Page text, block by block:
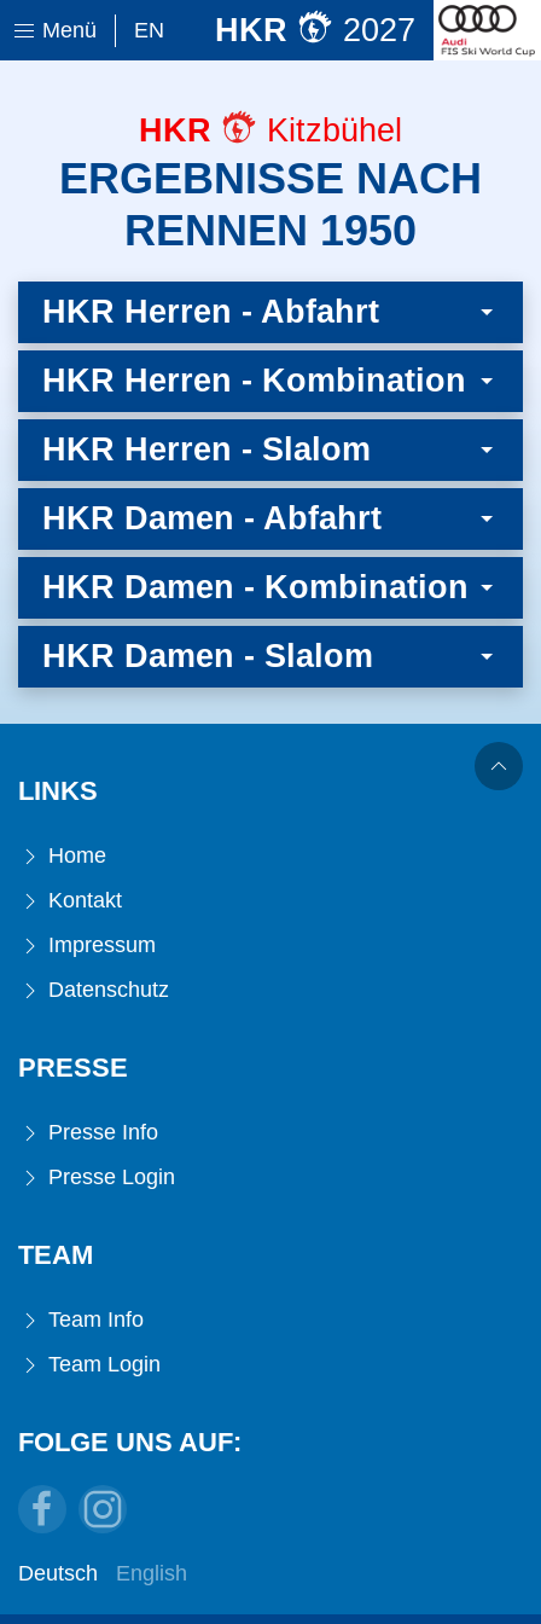
Menü EN HKR 2027
HKR Kitzbühel
ERGEBNISSE NACH
RENNEN 1950
HKR Herren - Abfahrt
HKR Herren - Kombination
HKR Herren - Slalom
HKR Damen - Abfahrt
HKR Damen - Kombination
HKR Damen - Slalom
LINKS
Home
Kontakt
Impressum
Datenschutz
PRESSE
Presse Info
Presse Login
TEAM
Team Info
Team Login
FOLGE UNS AUF:
Deutsch English